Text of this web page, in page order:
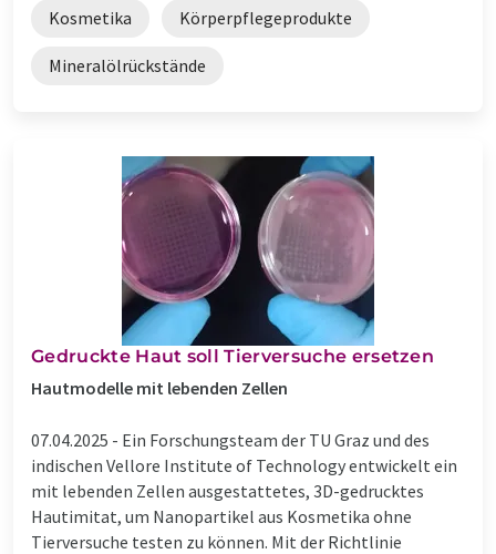
Kosmetika Körperpflegeprodukte
Mineralölrückstände
Gedruckte Haut soll Tierversuche ersetzen
Hautmodelle mit lebenden Zellen
07.04.2025 - Ein Forschungsteam der TU Graz und des
indischen Vellore Institute of Technology entwickelt ein
mit lebenden Zellen ausgestattetes, 3D-gedrucktes
Hautimitat, um Nanopartikel aus Kosmetika ohne
Tierversuche testen zu können. Mit der Richtlinie